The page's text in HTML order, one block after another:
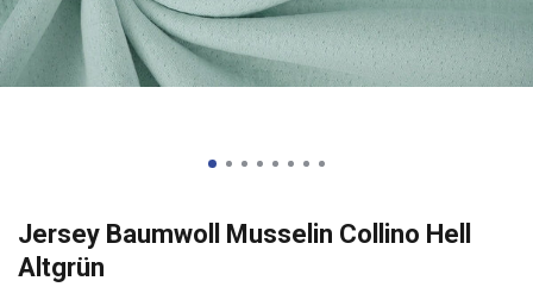
Jersey Baumwoll Musselin Collino Hell
Altgrün